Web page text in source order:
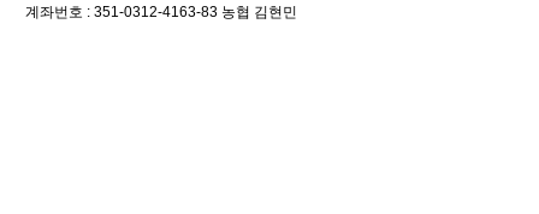
계좌번호 : 351-0312-4163-83 농협 김현민